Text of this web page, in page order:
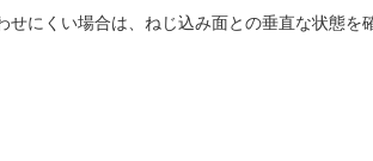
にくい場合は、ねじ込み面との垂直な状態を